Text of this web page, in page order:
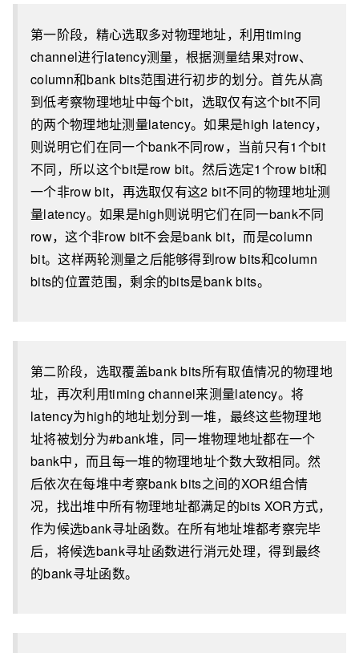
第一阶段，精心选取多对物理地址，利用timing
channel进行latency测量，根据测量结果对row、
column和bank bits范围进行初步的划分。首先从高
到低考察物理地址中每个bit，选取仅有这个bit不同
的两个物理地址测量latency。如果是high latency，
则说明它们在同一个bank不同row，当前只有1个bit
不同，所以这个bit是row bit。然后选定1个row bit和
一个非row bit，再选取仅有这2 bit不同的物理地址测
量latency。如果是high则说明它们在同一bank不同
row，这个非row bit不会是bank bit，而是column
bit。这样两轮测量之后能够得到row bits和column
bits的位置范围，剩余的bits是bank bits。
第二阶段，选取覆盖bank bits所有取值情况的物理地
址，再次利用timing channel来测量latency。将
latency为high的地址划分到一堆，最终这些物理地
址将被划分为#bank堆，同一堆物理地址都在一个
bank中，而且每一堆的物理地址个数大致相同。然
后依次在每堆中考察bank bits之间的XOR组合情
况，找出堆中所有物理地址都满足的bits XOR方式，
作为候选bank寻址函数。在所有地址堆都考察完毕
后，将候选bank寻址函数进行消元处理，得到最终
的bank寻址函数。